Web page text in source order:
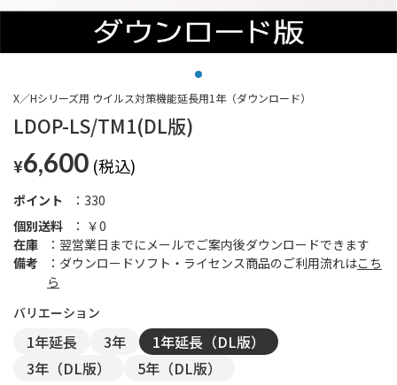
LDOP-LS/TM1(DL版)
X／Hシリーズ用 ウイルス対策機能延長用1年（ダウンロード）
¥6,600
ポイント
330
個別送料
￥0
在庫
翌営業日までにメールでご案内後ダウンロードできます
備考
ダウンロードソフト・ライセンス商品のご利用流れはこち
ら
1年延長 3年
1年延長（DL版）
3年（DL版）
5年（DL版）